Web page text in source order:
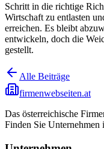
Schritt in die richtige
Wirtschaft zu entlasten
erreichen. Es bleibt
entwickeln, doch die
gestellt.
Alle Beiträge
firmenwebseiten.at
Das österreichische
Finden Sie Unternehmen